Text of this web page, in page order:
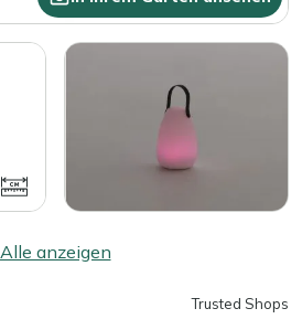
Alle anzeigen
Trusted Shops